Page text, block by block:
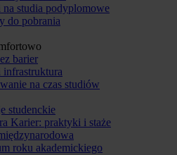
na studia podyplomowe
do pobrania
barier
na czas studiów
studenckie
Karier: praktyki i staże
roku akademickiego